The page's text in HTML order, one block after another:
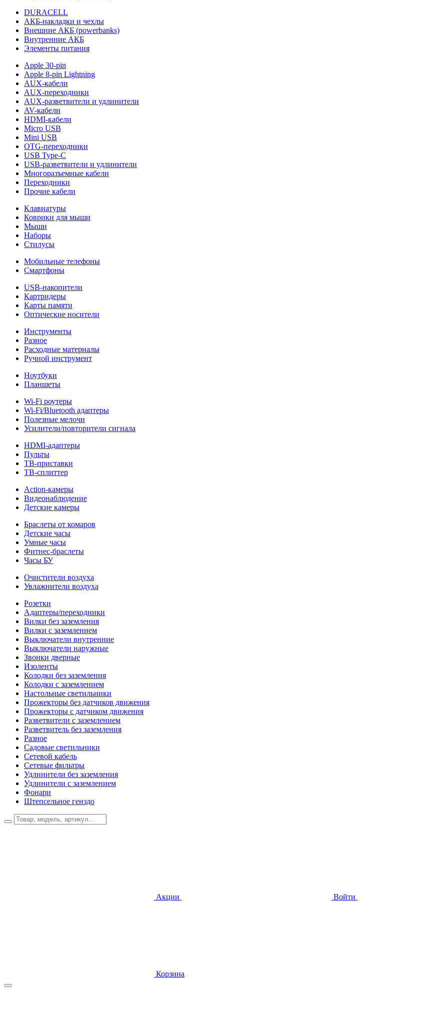
DURACELL
АКБ-накладки и чехлы
Внешние АКБ (powerbanks)
Внутренние АКБ
Элементы питания
Apple 30-pin
Apple 8-pin Lightning
AUX-кабели
AUX-переходники
AUX-разветвители и удлинители
AV-кабели
HDMI-кабели
Micro USB
Mini USB
OTG-переходники
USB Type-C
USB-разветвители и удлинители
Многоразъемные кабели
Переходники
Прочие кабели
Клавиатуры
Коврики для мыши
Мыши
Наборы
Стилусы
Мобильные телефоны
Смартфоны
USB-накопители
Картридеры
Карты памяти
Оптические носители
Инструменты
Разное
Расходные материалы
Ручной инструмент
Ноутбуки
Планшеты
Wi-Fi роутеры
Wi-Fi/Bluetooth адаптеры
Полезные мелочи
Усилители/повторители сигнала
HDMI-адаптеры
Пульты
ТВ-приставки
ТВ-сплиттер
Action-камеры
Видеонаблюдение
Детские камеры
Браслеты от комаров
Детские часы
Умные часы
Фитнес-браслеты
Часы БУ
Очистители воздуха
Увлажнители воздуха
Розетки
Адаптеры/переходники
Вилки без заземления
Вилки с заземлением
Выключатели внутренние
Выключатели наружные
Звонки дверные
Изоленты
Колодки без заземления
Колодки с заземлением
Настольные светильники
Прожекторы без датчиков движения
Прожекторы с датчиком движения
Разветвители с заземлением
Разветвитель без заземления
Разное
Садовые светильники
Сетевой кабель
Сетевые фильтры
Удлинители без заземления
Удлинители с заземлением
Фонари
Штепсельное генздо
Акции Войти
Корзина